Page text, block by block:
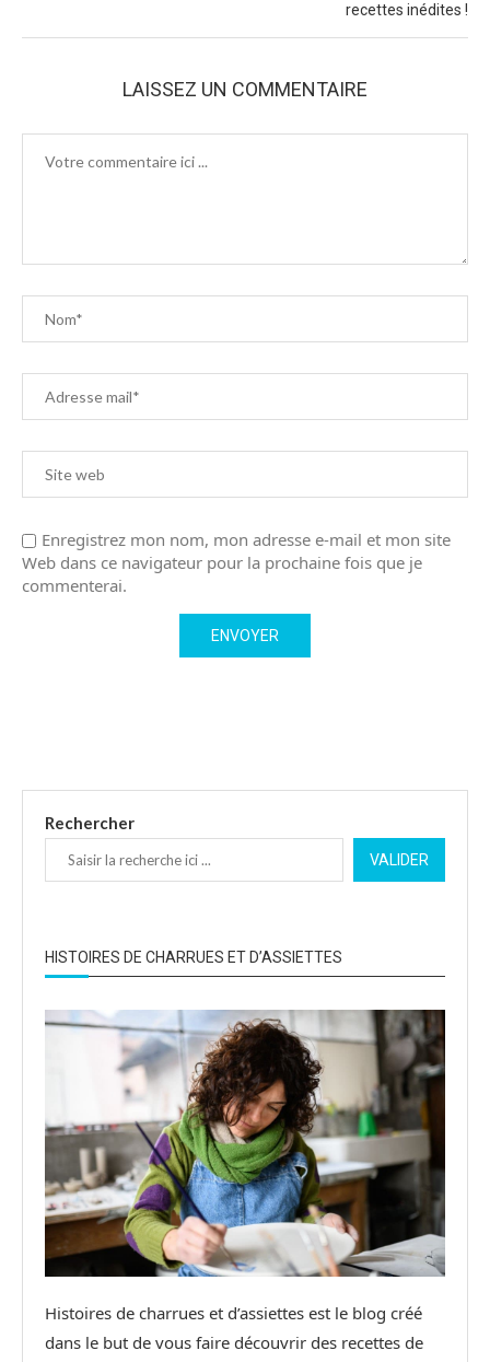
recettes inédites !
LAISSEZ UN COMMENTAIRE
Enregistrez mon nom, mon adresse e-mail et mon site
Web dans ce navigateur pour la prochaine fois que je
commenterai.
Rechercher
VALIDER
HISTOIRES DE CHARRUES ET D’ASSIETTES
Histoires de charrues et d’assiettes est le blog créé
dans le but de vous faire découvrir des recettes de